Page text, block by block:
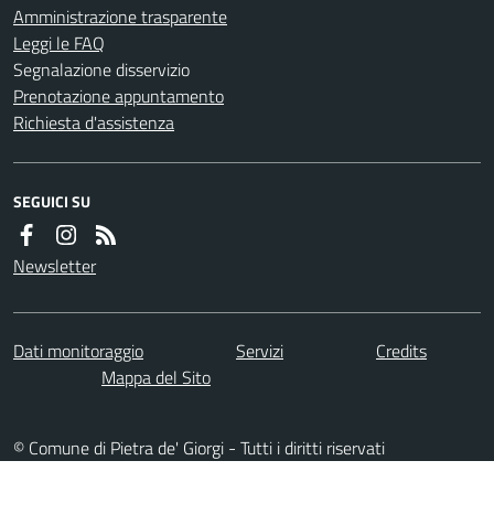
Amministrazione trasparente
Leggi le FAQ
Segnalazione disservizio
Prenotazione appuntamento
Richiesta d'assistenza
SEGUICI SU
Newsletter
Dati monitoraggio Servizi
Credits
Mappa del Sito
© Comune di Pietra de' Giorgi - Tutti i diritti riservati